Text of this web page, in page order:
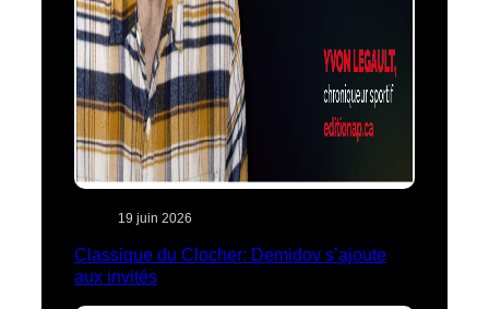
19 juin 2026
Classique du Clocher: Demidov s’ajoute
aux invités